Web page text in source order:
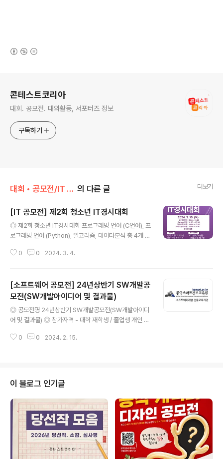
콘테스트코리아
대회. 공모전. 대외활동, 서포터즈 정보
구독하기
대회 • 공모전/IT • 소프트웨어 • 게임 의 다른 글 더보기
[IT 공모전] 제2회 청소년 IT경시대회
◎ 제2회 청소년 IT경시대회 프로그래밍 언어 (C언어), 프
로그래밍 언어 (Python), 알고리즘, 데이터분석 총 4개 부
습니다. (알고리즘 부문과 데이터분석 부문은 동시 개최입
접수기간 2024. 2. 26 (월) ~ 3. 10 (일) 추가접수: 202
4. 3. 11 (월) ~ 3. 14 (목) ◎ 접수부문 프로그래밍 언어
(C언어), 프로그래밍 언어 (Python), 알고리즘, 데이터분
석 (Python) ◎ 대회일시 2023년 9월 16일 (토) (예정)
- 프로그래밍 언어 (C언어) 부문 (초.중.고) – 9:00 ~ 1..
0 0 2024. 3. 4.
[소프트웨어 공모전] 24년상반기 SW개발공
모전(SW개발아이디어 및 결과물)
◎ 공모전명 24년상반기 SW개발공모전(SW개발아이디
어 및 결과물) ◎ 참가자격 - 대학 재학생 / 졸업생 개인 또
~24년06월28일까지 ◎ 주제 1) 생성형AI 응용 SW (웹,
가 분류1 1)아이디어만 제출 2)아이디어 및 결과물(실행 가
능 방법 및 개발문서,DB,소스코드 압축) ◎ 참가 분류2 1)
개인 2)팀 ◎ 참가신청 방법 및 마감 - 2024년 6월 28일
까지 (신청서 접수 시 아이디어 및 결과물 최종 제출) - 제
출방법(이메일) : sugan..
0 0 2024. 2. 15.
이 블로그 인기글